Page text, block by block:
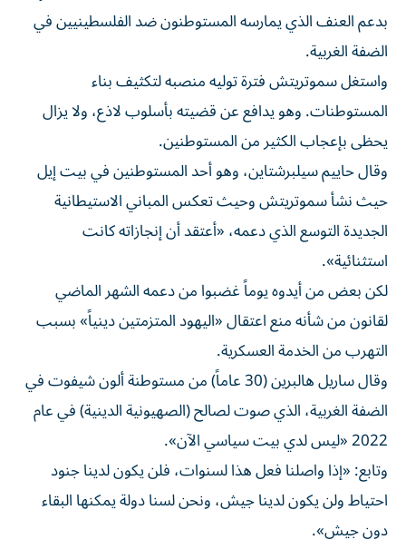
بدعم العنف الذي يمارسه المستوطنون ضد الفلسطينيين في
الضفة الغربية.
واستغل سموتريتش فترة توليه ⁠منصبه لتكثيف بناء
المستوطنات. وهو يدافع عن قضيته بأسلوب لاذع، ولا يزال
يحظى بإعجاب الكثير من المستوطنين.
وقال حاييم سيلبرشتاين، وهو أحد المستوطنين في بيت إيل
حيث نشأ سموتريتش وحيث تعكس المباني الاستيطانية
الجديدة التوسع الذي دعمه، «أعتقد أن إنجازاته كانت
استثنائية».
لكن بعض من أيدوه يوماً غضبوا من دعمه الشهر الماضي
لقانون من شأنه منع اعتقال «اليهود المتزمتين دينياً» بسبب
التهرب من الخدمة العسكرية.
وقال ساريل هالبرين (30 عاماً) من مستوطنة ألون شيفوت في
الضفة الغربية، الذي صوت لصالح (الصهيونية الدينية) في عام
2022 «ليس لدي بيت سياسي الآن».
وتابع: «إذا واصلنا فعل هذا لسنوات، فلن يكون لدينا جنود
احتياط ولن يكون لدينا جيش، ونحن لسنا دولة يمكنها البقاء
دون جيش».